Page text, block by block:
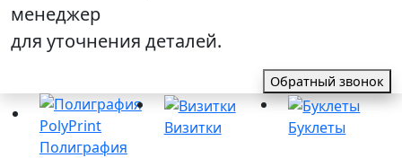
менеджер
для уточнения деталей.
Обратный звонок
Полиграфия
Визитки Буклеты